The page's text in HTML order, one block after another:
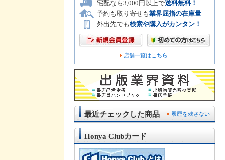
宅配なら3,000円以上で送料無料！
予約も取り寄せも業界屈指の在庫量
外出先でも検索や購入がカンタン！
店舗一覧はこちら
履歴を残さない
最近チェックした商品
Honya Clubカード